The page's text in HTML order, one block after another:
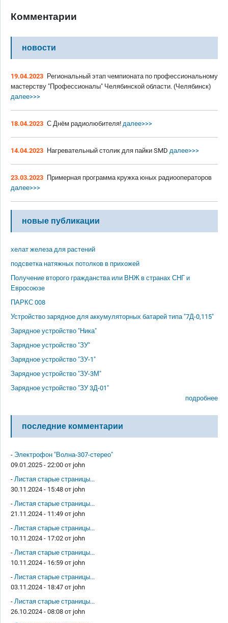
Комментарии
новости
19.04.2023 Региональный этап чемпионата по профессиональному
мастерству "Профессионалы" Челябинской области. (Челябинск)
далее>>>
18.04.2023 С Днём радиолюбителя! далее>>>
14.04.2023 Нагревательный столик для пайки SMD далее>>>
23.03.2023 Примерная программа кружка юных радиооператоров
далее>>>
новые публикации
хелат железа для растений
подсветка натяжных потолков в прихожей
Получение второго гражданства или ВНЖ в странах СНГ и
Евросоюзе
ПАРКС 008
Устройство зарядное для аккумуляторных батарей типа "7Д-0,115"
Зарядное устройство "Ника"
Зарядное устройство "ЗУ"
Зарядное устройство "ЗУ-1"
Зарядное устройство "ЗУ-3М"
Зарядное устройство "ЗУ 3Д-01"
подробнее
последние комментарии
- Электрофон "Волна-307-стерео"
09.01.2025 - 22:00 от john
- Листая старые страницы...
30.11.2024 - 15:48 от john
- Листая старые страницы...
21.11.2024 - 11:49 от john
- Листая старые страницы...
10.11.2024 - 17:02 от john
- Листая старые страницы...
10.11.2024 - 16:59 от john
- Листая старые страницы...
03.11.2024 - 18:47 от john
- Листая старые страницы...
26.10.2024 - 08:08 от john